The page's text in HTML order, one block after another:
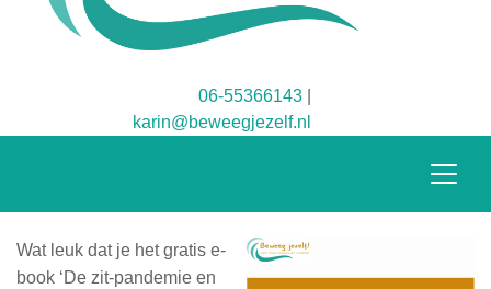
06-55366143
karin@beweegjezelf.nl
Wat leuk dat je het gratis e-
book ‘De zit-pandemie en